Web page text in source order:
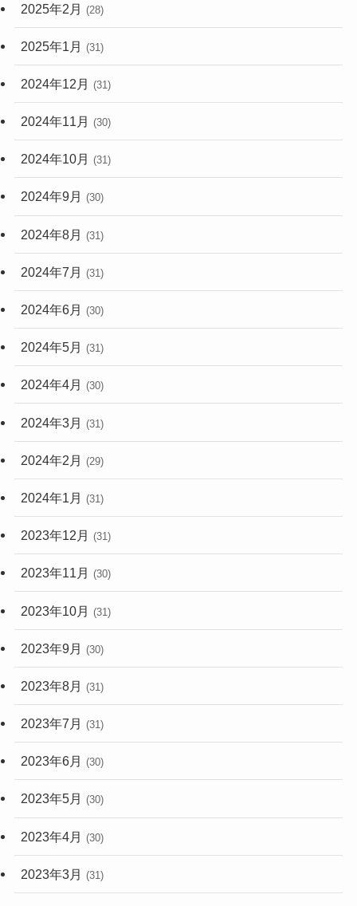
2025年2月 (28)
2025年1月 (31)
2024年12月 (31)
2024年11月 (30)
2024年10月 (31)
2024年9月 (30)
2024年8月 (31)
2024年7月 (31)
2024年6月 (30)
2024年5月 (31)
2024年4月 (30)
2024年3月 (31)
2024年2月 (29)
2024年1月 (31)
2023年12月 (31)
2023年11月 (30)
2023年10月 (31)
2023年9月 (30)
2023年8月 (31)
2023年7月 (31)
2023年6月 (30)
2023年5月 (30)
2023年4月 (30)
2023年3月 (31)